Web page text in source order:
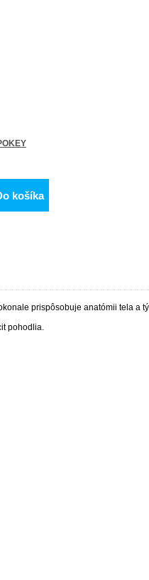
košíka
prispôsobuje anatómii tela a
pohodlia.